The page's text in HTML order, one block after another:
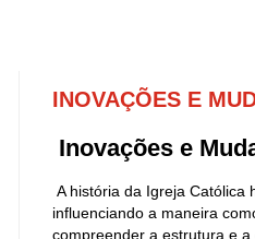
INOVAÇÕES E
Inovações e
A história da Igreja Católica
influenciando a maneira
compreender a estrutura e